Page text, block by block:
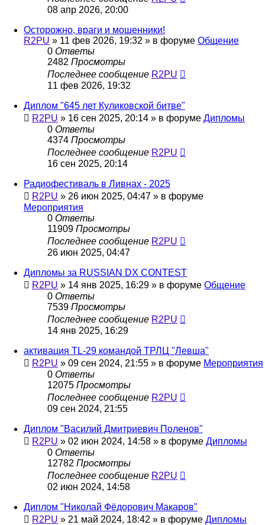
08 апр 2026, 20:00
Осторожно, враги и мошенники!
R2PU » 11 фев 2026, 19:32 » в форуме Общение
0 Ответы
2482 Просмотры
Последнее сообщение R2PU
11 фев 2026, 19:32
Диплом "645 лет Куликовской битве"
R2PU » 16 сен 2025, 20:14 » в форуме Дипломы
0 Ответы
4374 Просмотры
Последнее сообщение R2PU
16 сен 2025, 20:14
Радиофестиваль в Ливнах - 2025
R2PU » 26 июн 2025, 04:47 » в форуме
Мероприятия
0 Ответы
11909 Просмотры
Последнее сообщение R2PU
26 июн 2025, 04:47
Дипломы за RUSSIAN DX CONTEST
R2PU » 14 янв 2025, 16:29 » в форуме Общение
0 Ответы
7539 Просмотры
Последнее сообщение R2PU
14 янв 2025, 16:29
активация TL-29 командой ТРЛЦ "Левша"
R2PU » 09 сен 2024, 21:55 » в форуме Мероприятия
0 Ответы
12075 Просмотры
Последнее сообщение R2PU
09 сен 2024, 21:55
Диплом "Василий Дмитриевич Поленов"
R2PU » 02 июн 2024, 14:58 » в форуме Дипломы
0 Ответы
12782 Просмотры
Последнее сообщение R2PU
02 июн 2024, 14:58
Диплом "Николай Фёдорович Макаров"
R2PU » 21 май 2024, 18:42 » в форуме Дипломы